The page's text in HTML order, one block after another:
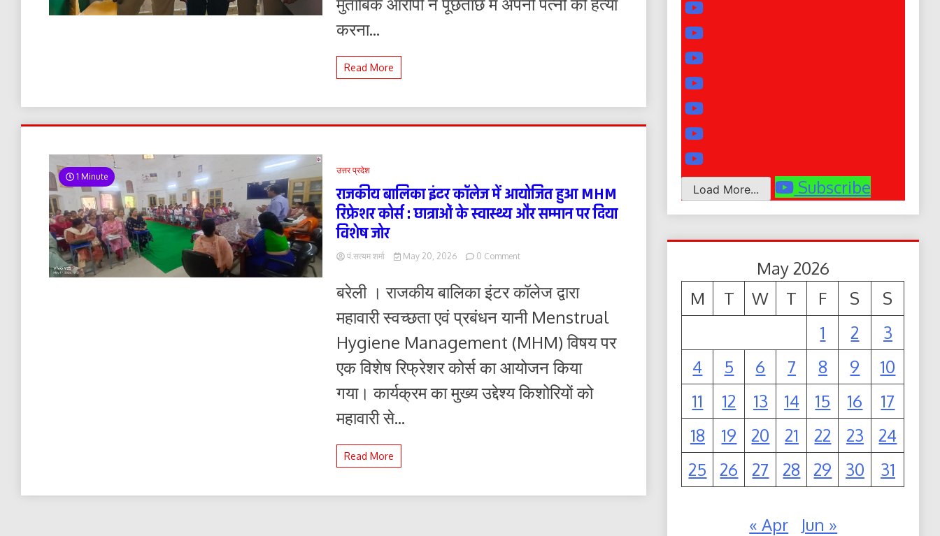
नगर
करना...
Read More
1 Minute
उत्तर प्रदेश
राजकीय बालिका इंटर कॉलेज में आयोजित हुआ MHM
रिफ्रेशर कोर्स : छात्राओं के स्वास्थ्य और सम्मान पर दिया
विशेष जोर
पं.सत्यम शर्मा May 20, 2026 0 Commenton
बालिका
इंटर
में
हुआ
MHM
रिफ्रेशर
विशेष
बरेली । राजकीय बालिका इंटर कॉलेज द्वारा
महावारी स्वच्छता एवं प्रबंधन यानी Menstrual
Hygiene Management (MHM) विषय पर
एक विशेष रिफ्रेशर कोर्स का आयोजन किया
गया। कार्यक्रम का मुख्य उद्देश्य किशोरियों को
महावारी से...
Read More
Load More... Subscribe
May 2026
M
T W T F S
S
1
2
3
4
5 6 7 8 9
10
11
12 13 14 15 16
17
18
19 20 21 22 23
24
25
26 27 28 29 30 31
« Apr Jun »